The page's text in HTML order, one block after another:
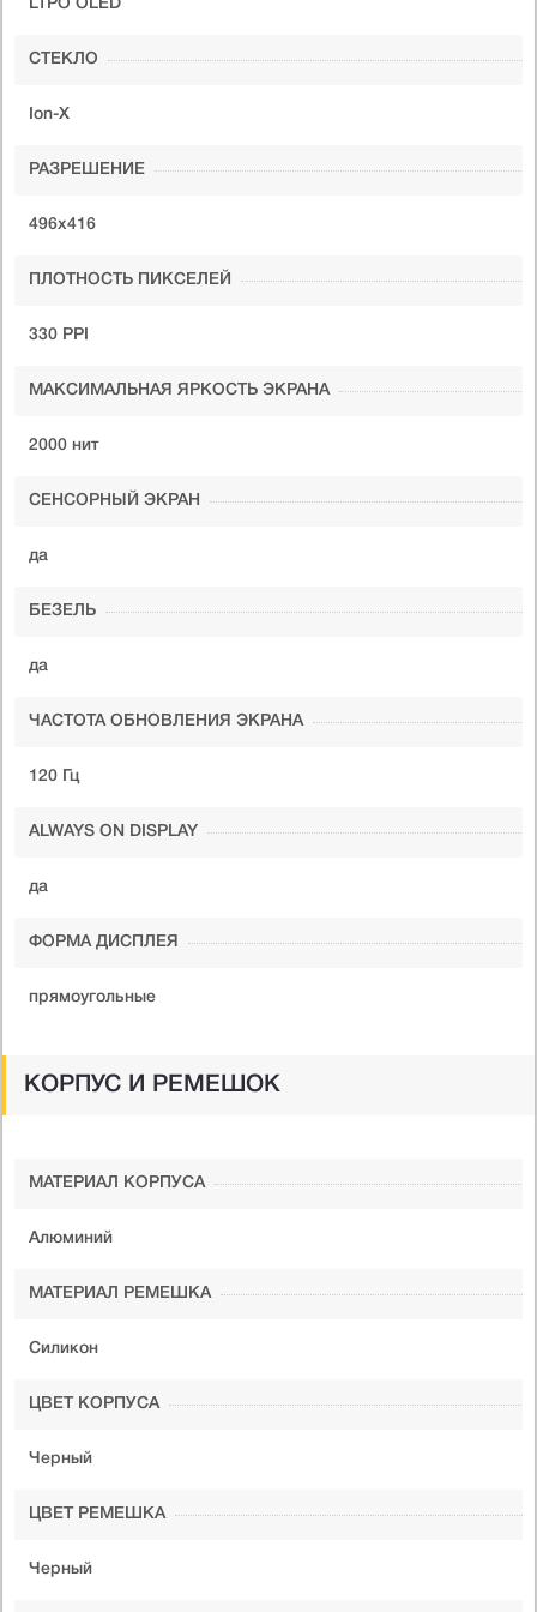
LTPO OLED
СТЕКЛО
Ion-X
РАЗРЕШЕНИЕ
496x416
ПЛОТНОСТЬ ПИКСЕЛЕЙ
330 PPI
МАКСИМАЛЬНАЯ ЯРКОСТЬ ЭКРАНА
2000 нит
СЕНСОРНЫЙ ЭКРАН
да
БЕЗЕЛЬ
да
ЧАСТОТА ОБНОВЛЕНИЯ ЭКРАНА
120 Гц
ALWAYS ON DISPLAY
да
ФОРМА ДИСПЛЕЯ
прямоугольные
КОРПУС И РЕМЕШОК
МАТЕРИАЛ КОРПУСА
Алюминий
МАТЕРИАЛ РЕМЕШКА
Силикон
ЦВЕТ КОРПУСА
Черный
ЦВЕТ РЕМЕШКА
Черный